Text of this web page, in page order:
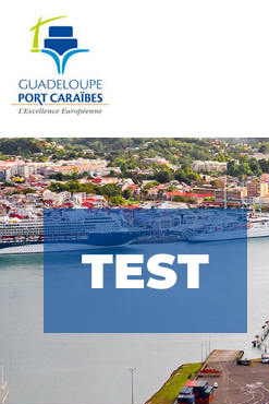
TEST